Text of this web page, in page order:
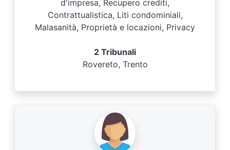
d'impresa, Recupero crediti,
Contrattualistica, Liti condominiali,
Malasanità, Proprietà e locazioni, Privacy
2 Tribunali
Rovereto, Trento